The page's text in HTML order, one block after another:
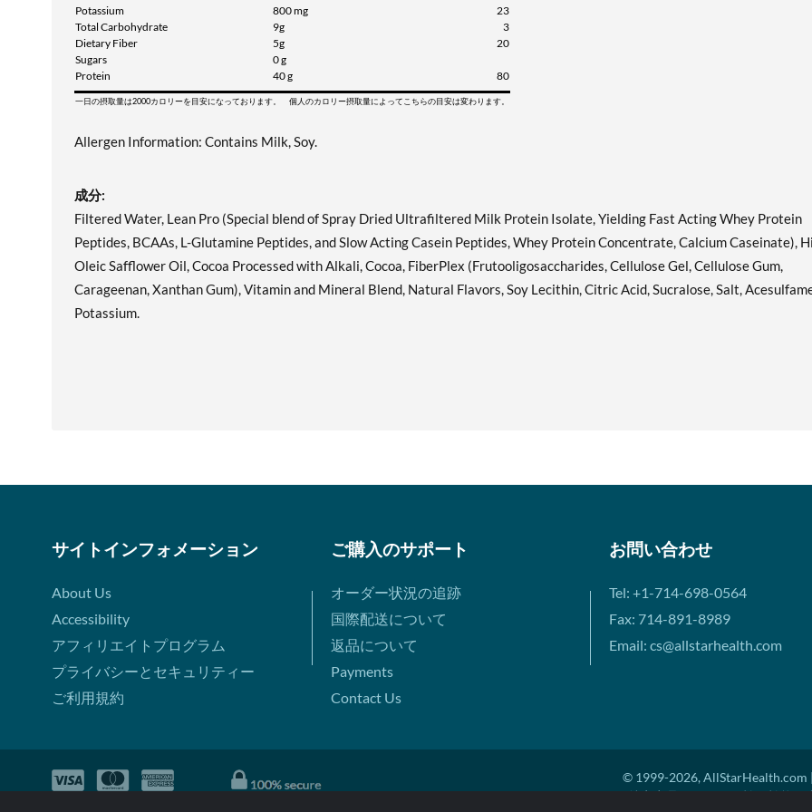
Potassium
800 mg
23
Total Carbohydrate
9g
3
Dietary Fiber
5g
20
Sugars
0 g
Protein
40 g 80
一日の摂取量は2000カロリーを目安になっております。 個人のカロリー摂取量によってこちらの目安は変わります。
Allergen Information: Contains Milk, Soy.
成分:
Filtered Water, Lean Pro (Special blend of Spray Dried Ultrafiltered Milk Protein Isolate, Yielding Fast Acting Whey Protein
Peptides, BCAAs, L-Glutamine Peptides, and Slow Acting Casein Peptides, Whey Protein Concentrate, Calcium Caseinate),
Oleic Safflower Oil, Cocoa Processed with Alkali, Cocoa, FiberPlex (Frutooligosaccharides, Cellulose Gel, Cellulose Gum,
Carageenan, Xanthan Gum), Vitamin and Mineral Blend, Natural Flavors, Soy Lecithin, Citric Acid, Sucralose, Salt,
Potassium.
サイトインフォメーション
About Us
Accessibility
アフィリエイトプログラム
プライバシーとセキュリティー
ご利用規約
ご購入のサポート
オーダー状況の追跡
国際配送について
返品について
Payments
Contact Us
お問い合わせ
Tel: +1-714-698-0564
Fax: 714-891-8989
Email: cs@allstarhealth.com
© 1999-2026, AllStarHealth.com
*特定商品についての効果効能